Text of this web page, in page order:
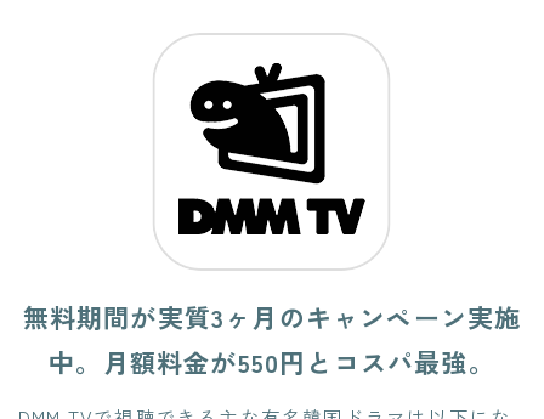
無料期間が実質3ヶ月のキャンペーン実施
中。月額料金が550円とコスパ最強。